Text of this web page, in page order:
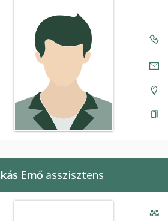
Emő asszisztens